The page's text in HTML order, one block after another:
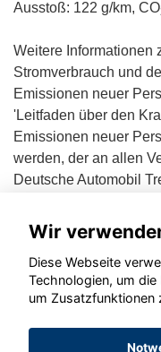
Ausstoß: 122 g/km, CO
Weitere Informationen
Stromverbrauch und
Emissionen neuer
'Leitfaden über den
Emissionen neuer
werden, der an allen
Deutsche Automobil
©
Wir
Diese Webseite
Technologien, um
um Zusatzfunktionen